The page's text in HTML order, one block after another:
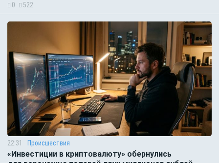
0 522
22:31 Происшествия
«Инвестиции в криптовалюту» обернулись